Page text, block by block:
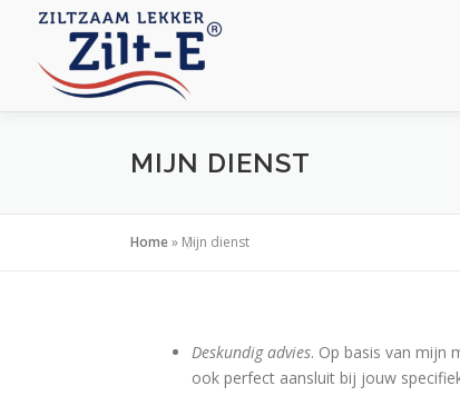
MIJN DIENST
Home» Mijn dienst
Deskundig advies. Op basis van mijn
ook perfect aansluit bij jouw